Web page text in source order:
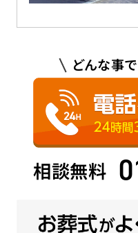
どんな事
相談無料